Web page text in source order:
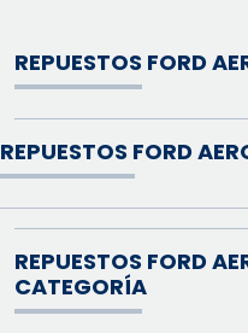
REPUESTOS FORD
REPUESTOS FORD
REPUESTOS FORD
CATEGORÍA